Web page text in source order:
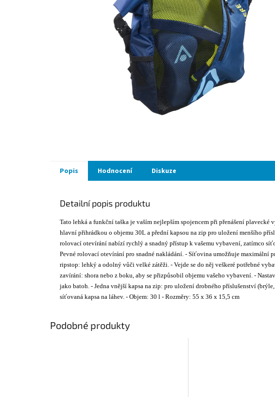
Popis Hodnocení Diskuze
Detailní popis produktu
Tato lehká a funkční taška je vaším nejlepším spojencem při přenášení plavecké
hlavní přihrádkou o objemu 30L a přední kapsou na zip pro uložení menšího
rolovací otevírání nabízí rychlý a snadný přístup k vašemu vybavení, zatímco
Pevné rolovací otevírání pro snadné nakládání. - Síťovina umožňuje maximální
ripstop: lehký a odolný vůči velké zátěži. - Vejde se do něj veškeré potřebné
zavírání: shora nebo z boku, aby se přizpůsobil objemu vašeho vybavení. -
jako batoh. - Jedna vnější kapsa na zip: pro uložení drobného příslušenství
síťovaná kapsa na láhev. - Objem: 30 l - Rozměry: 55 x 36 x 15,5 cm
Podobné produkty